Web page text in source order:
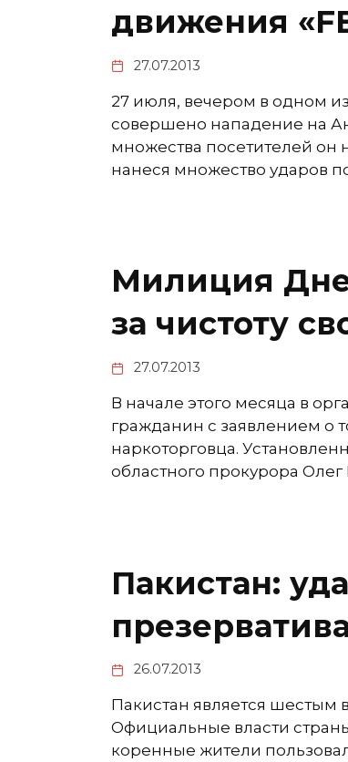
движения
27.07.2013
27 июля, вечером в одном
совершено нападение на
множества посетителей он
нанеся множество ударов
Милиция
за чистоту
27.07.2013
В начале этого месяца в
гражданин с заявлением о
наркоторговца.
областного прокурора
Пакистан:
26.07.2013
Пакистан является шестым
Официальные власти
коренные жители